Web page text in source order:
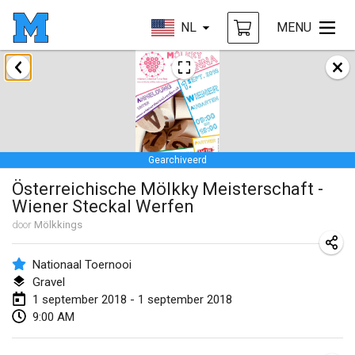
NL MENU
Gearchiveerd
Österreichische Mölkky Meisterschaft -
Wiener Steckal Werfen
door Mölkkings
Nationaal Toernooi
Gravel
1 september 2018 - 1 september 2018
9:00 AM
januari 2018
Open des rois de Mölkky
Frankrijk
Individuel du Garo
21 jan. 2018|Frankrijk
Tournoi d'Hiver
27 jan. 2018|Frankrijk
Tournoi de Mölkky - Lesfous Dubâtonvaigeois
27 jan. 2018|Frankrijk
februari 2018